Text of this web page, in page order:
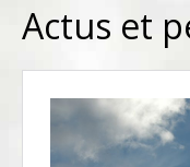
Actus et